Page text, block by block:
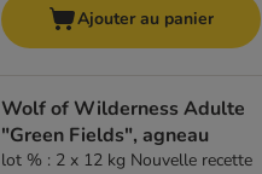
Ajouter au panier
Wolf of Wilderness Adulte
"Green Fields", agneau
lot % : 2 x 12 kg Nouvelle recette